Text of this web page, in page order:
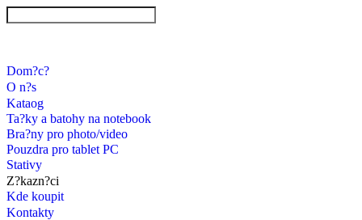
Dom?c?
O n?s
Kataog
Ta?ky a batohy na notebook
Bra?ny pro photo/video
Pouzdra pro tablet PC
Stativy
Z?kazn?ci
Kde koupit
Kontakty